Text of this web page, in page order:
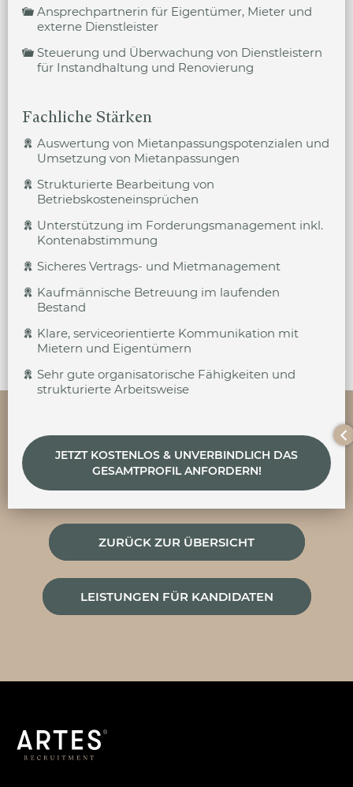
Ansprechpartnerin für Eigentümer, Mieter und
externe Dienstleister
Steuerung und Überwachung von Dienstleistern
für Instandhaltung und Renovierung
Fachliche Stärken
Auswertung von Mietanpassungspotenzialen und
Umsetzung von Mietanpassungen
Strukturierte Bearbeitung von
Betriebskosteneinsprüchen
Unterstützung im Forderungsmanagement inkl.
Kontenabstimmung
Sicheres Vertrags- und Mietmanagement
Kaufmännische Betreuung im laufenden
Bestand
Klare, serviceorientierte Kommunikation mit
Mietern und Eigentümern
Sehr gute organisatorische Fähigkeiten und
strukturierte Arbeitsweise
JETZT KOSTENLOS & UNVERBINDLICH DAS
GESAMTPROFIL ANFORDERN!
ZURÜCK ZUR ÜBERSICHT
LEISTUNGEN FÜR KANDIDATEN